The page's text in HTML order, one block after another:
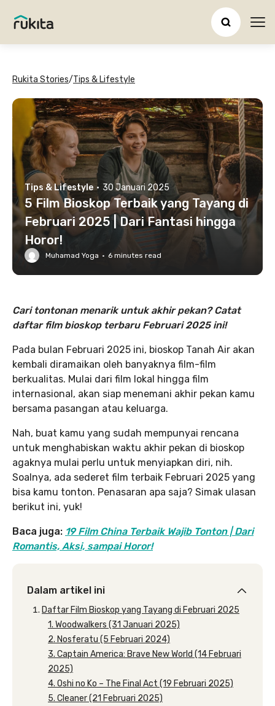
Rukita Stories/Tips & Lifestyle
Tips & Lifestyle · 30 Januari 2025
5 Film Bioskop Terbaik yang Tayang di
Februari 2025 | Dari Fantasi hingga
Horor!
Muhamad Yoga · 6 minutes read
Cari tontonan menarik untuk akhir pekan? Catat
daftar film bioskop terbaru Februari 2025ini!
Pada bulan Februari 2025 ini, bioskop Tanah Air akan
kembali diramaikan oleh banyaknya film-film
berkualitas. Mulai dari film lokal hingga film
internasional, akan siap menemani akhir pekan kamu
bersama pasangan atau keluarga.
Nah, buat kamu yang sudah mempunyai rencana
untuk menghabiskan waktu akhir pekan di bioskop
agaknya mulai perlu untuk menyiapkan diri, nih.
Soalnya, ada sederet film terbaik Februari 2025 yang
bisa kamu tonton. Penasaran apa saja? Simak ulasan
berikut ini, yuk!
Baca juga: 19 Film China Terbaik Wajib Tonton | Dari
Romantis, Aksi, sampai Horor!
Dalam artikel ini
Daftar Film Bioskop yang Tayang di Februari 2025
1. Woodwalkers (31 Januari 2025)
2. Nosferatu (5 Februari 2024)
3. Captain America: Brave New World (14 Februari
2025)
4. Oshi no Ko – The Final Act (19 Februari 2025)
5. Cleaner (21 Februari 2025)